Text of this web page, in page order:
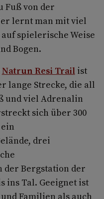
Fuß von der
lernt man mit viel
spielerische Weise
Bogen.
Natrun Resi Trailist
lange Strecke, die all
und viel Adrenalin
sich über 300
drei
der Bergstation der
ins Tal. Geeignet ist
Familien als auch